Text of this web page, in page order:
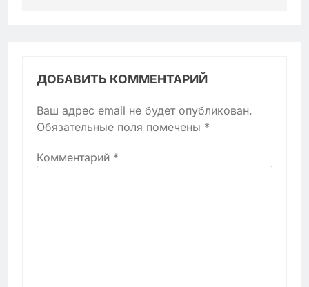
ДОБАВИТЬ КОММЕНТАРИЙ
Ваш адрес email не будет опубликован.
Обязательные поля помечены *
Комментарий *